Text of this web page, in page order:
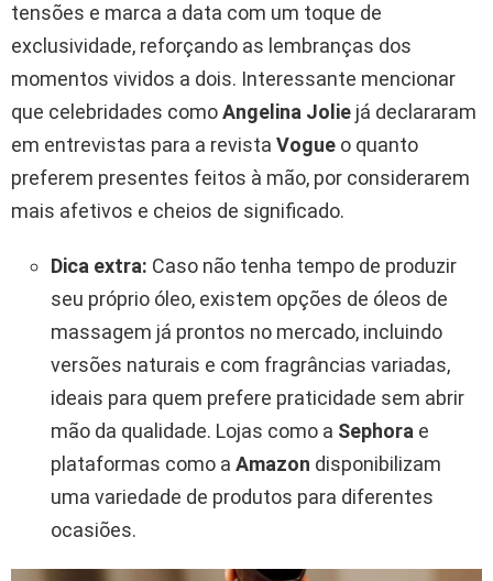
tensões e marca a data com um toque de
exclusividade, reforçando as lembranças dos
momentos vividos a dois. Interessante mencionar
que celebridades comoAngelina Jolie já declararam
em entrevistas para a revista Vogue o quanto
preferem presentes feitos à mão, por considerarem
mais afetivos e cheios de significado.
Dica extra: Caso não tenha tempo de produzir
seu próprio óleo, existem opções de óleos de
massagem já prontos no mercado, incluindo
versões naturais e com fragrâncias variadas,
ideais para quem prefere praticidade sem abrir
mão da qualidade. Lojas como a Sephora e
plataformas como a Amazon disponibilizam
uma variedade de produtos para diferentes
ocasiões.